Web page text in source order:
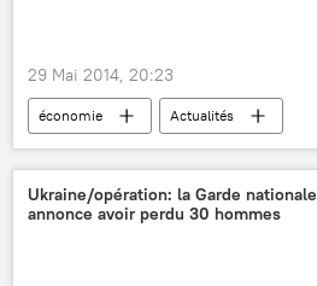
29 Mai 2014, 20:23
économie Actualités
Ukraine/opération: la Garde nationale
annonce avoir perdu 30 hommes